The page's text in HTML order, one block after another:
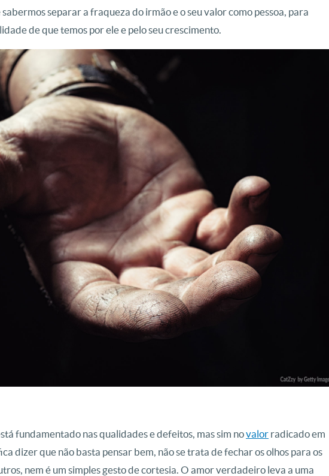
separar a fraqueza do irmão e o seu valor como pessoa, para
de que temos por ele e pelo seu crescimento.
fundamentado nas qualidades e defeitos, mas sim novalor radicado em
dizer que não basta pensar bem, não se trata de fechar os olhos para os
nem é um simples gesto de cortesia. O amor verdadeiro leva a uma